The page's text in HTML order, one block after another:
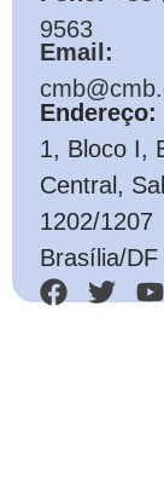
9563
Email:
Endereço:
1, Bloco I,
Central,
1202/1207
Brasília/DF